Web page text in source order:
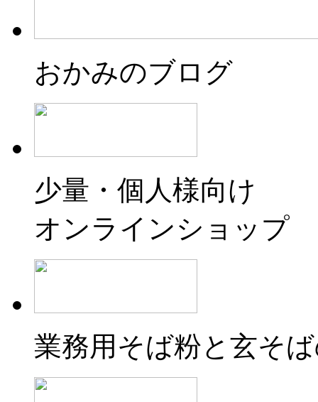
おかみのブログ
少量・個人様向け
オンラインショップ
業務用そば粉と玄そ